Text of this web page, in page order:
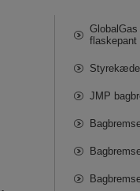
flaskepant
Styrekæde
JMP